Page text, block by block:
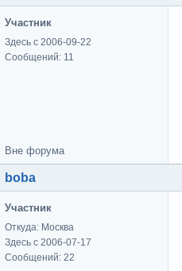
Участник
Здесь с 2006-09-22
Сообщений: 11
Вне форума
boba
Участник
Откуда: Москва
Здесь с 2006-07-17
Сообщений: 22